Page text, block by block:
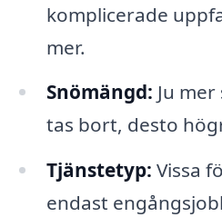
komplicerade
mer.
Snömängd: Ju
tas bort, desto
Tjänstetyp: Vissa
endast